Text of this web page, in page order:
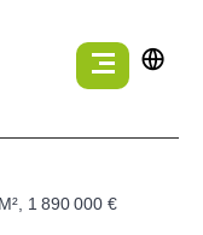
1 890 000 €